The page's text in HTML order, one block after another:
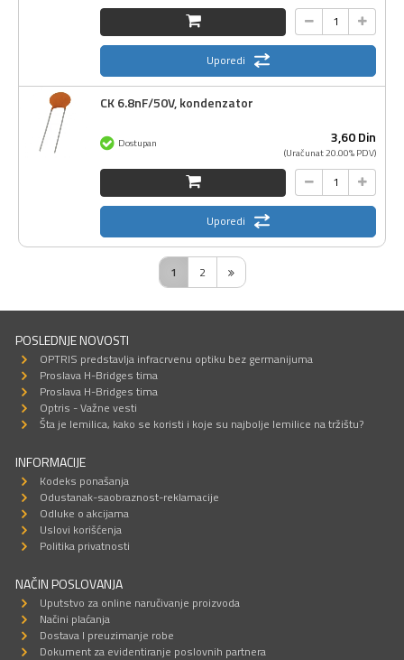
Uporedi
CK 6.8nF/50V, kondenzator
3,60Din
(Uračunat 20.00% PDV)
Dostupan
Uporedi
1 2
POSLEDNJE NOVOSTI
OPTRIS predstavlja infracrvenu optiku bez germanijuma
Proslava H-Bridges tima
Proslava H-Bridges tima
Optris - Važne vesti
Šta je lemilica, kako se koristi i koje su najbolje lemilice na tržištu?
INFORMACIJE
Kodeks ponašanja
Odustanak-saobraznost-reklamacije
Odluke o akcijama
Uslovi korišćenja
Politika privatnosti
NAČIN POSLOVANJA
Uputstvo za online naručivanje proizvoda
Načini plaćanja
Dostava I preuzimanje robe
Dokument za evidentiranje poslovnih partnera